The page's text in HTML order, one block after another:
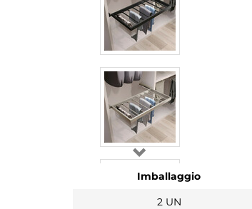
Imballaggio
2 UN